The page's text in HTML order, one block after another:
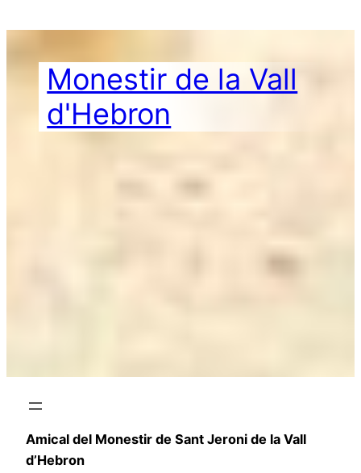
contingut
Monestir de la Vall
d'Hebron
Amical del Monestir de Sant Jeroni de la Vall
d’Hebron